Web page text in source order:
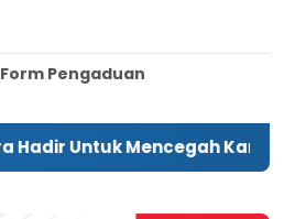
Form Pengaduan
Mencegah Karhutla